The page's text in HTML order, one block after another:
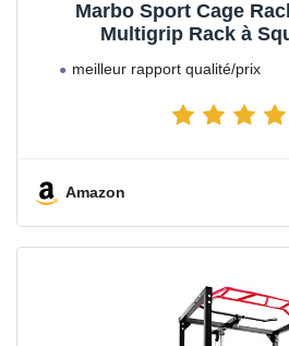
Marbo Sport Cage
Multigrip Rack à
meilleur rapport qualité/prix
Amazon